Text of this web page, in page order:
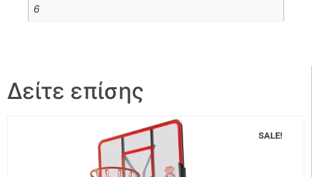
Δείτε επίσης
SALE!
6